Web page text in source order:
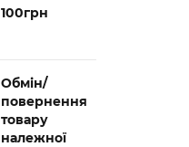
100грн
Обмін/
повернення
товару
належної